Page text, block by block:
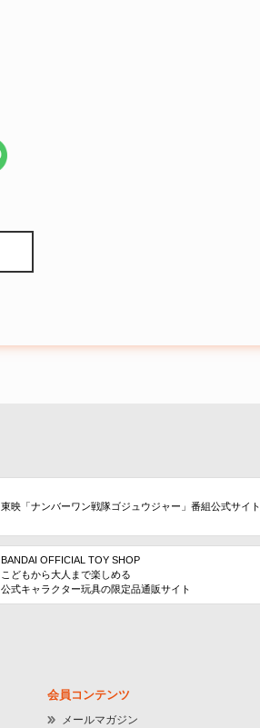
東映「ナンバーワン戦隊ゴジュウジャー」番組公式サイト
BANDAI OFFICIAL TOY SHOP
こどもから大人まで楽しめる
公式キャラクター玩具の限定品通販サイト
会員コンテンツ
メールマガジン